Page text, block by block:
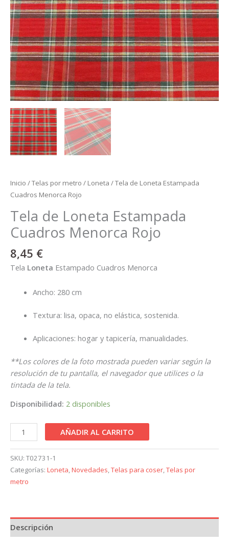
Inicio /Telas por metro / Loneta / Tela de Loneta Estampada
Cuadros Menorca Rojo
Tela de Loneta Estampada
Cuadros Menorca Rojo
8,45 €
Tela Loneta Estampado Cuadros Menorca
Ancho: 280 cm
Textura: lisa, opaca, no elástica, sostenida.
Aplicaciones: hogar y tapicería, manualidades.
**Los colores de la foto mostrada pueden variar según la
resolución de tu pantalla, el navegador que utilices o la
tintada de la tela.
Disponibilidad: 2 disponibles
AÑADIR AL CARRITO
SKU: T02731-1
Categorías: Loneta,Novedades,Telas para coser,Telas por
metro
Descripción